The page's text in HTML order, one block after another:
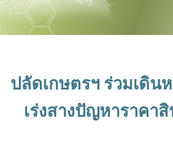
ปลัดเกษตรฯ ร่วมเดิน
เร่งสางปัญหาราคา